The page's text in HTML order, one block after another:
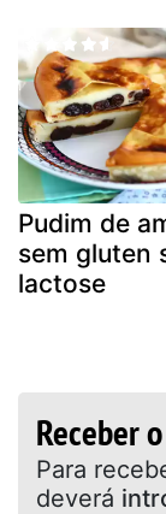
Pudim de
sem gluten
lactose
Receber
deverá